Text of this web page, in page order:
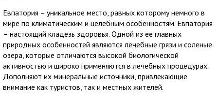
Евпатория – уникальное место, равных которому немного в
мире по климатическим и целебным особенностям. Евпатория
– настоящий кладезь здоровья. Одной из ее главных
природных особенностей являются лечебные грязи и соленые
озера, которые отличаются высокой биологической
активностью и широко применяются в лечебных процедурах.
Дополняют их минеральные источники, привлекающие
внимание как туристов, так и местных жителей.